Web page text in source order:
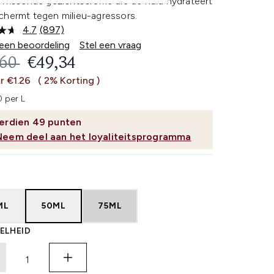
tegen milieu-agressors.
4.7 Lees
897
beoordelingen.
Dezelfde
paginalink.
(897)
beoordeling
Stel een vraag
49 punten
deel aan het loyaliteitsprogramma
RETAIL PRICE:
HUIDIGE PRIJS:
€49,34
€1.26 ( 2% Korting )
per L
50ML 75ML